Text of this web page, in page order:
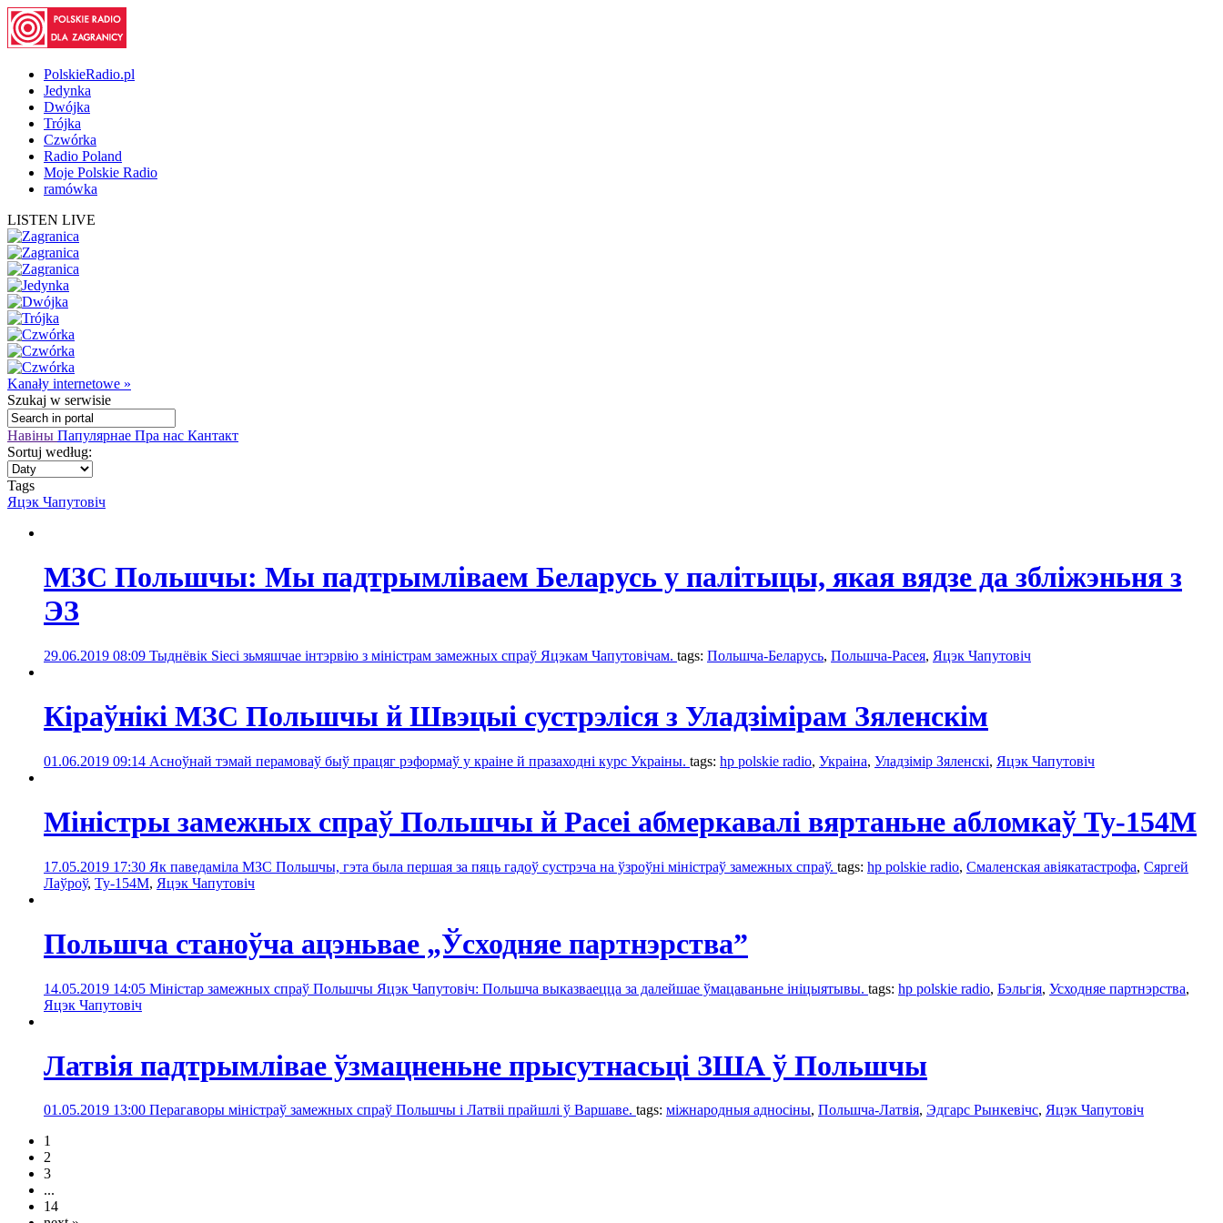
PolskieRadio.pl
Jedynka
Dwójka
Trójka
Czwórka
Radio Poland
Moje Polskie Radio
ramówka
LISTEN LIVE
Kanały internetowe »
Szukaj w serwisie
Навіны Папулярнае Пра нас Кантакт
Sortuj według:
Tags
Яцэк Чапутовіч
МЗС Польшчы: Мы падтрымліваем Беларусь у палітыцы, якая вядзе да збліжэньня з
ЭЗ
29.06.2019 08:09 Тыднёвік Sieci зьмяшчае інтэрвію з міністрам замежных спраў Яцэкам Чапутовічам. tags: Польшча-Беларусь, Польшча-Расея, Яцэк Чапутовіч
Кіраўнікі МЗС Польшчы й Швэцыі сустрэліся з Уладзімірам Зяленскім
01.06.2019 09:14 Асноўнай тэмай перамоваў быў працяг рэформаў у краіне й празаходні курс Украіны. tags: hp polskie radio, Украінa, Уладзімір Зяленскі, Яцэк Чапутовіч
Міністры замежных спраў Польшчы й Расеі абмеркавалі вяртаньне абломкаў Ту-154М
17.05.2019 17:30 Як паведаміла МЗС Польшчы, гэта была першая за пяць гадоў сустрэча на ўзроўні міністраў замежных спраў. tags: hp polskie radio, Смаленская авіякатастрофа, Сяргей
Лаўроў, Ту-154М, Яцэк Чапутовіч
Польшча станоўча ацэньвае „Ўсходняе партнэрства”
14.05.2019 14:05 Міністар замежных спраў Польшчы Яцэк Чапутовіч: Польшча выказваецца за далейшае ўмацаваньне ініцыятывы. tags: hp polskie radio, Бэльгія, Усходняе партнэрства,
Яцэк Чапутовіч
Латвія падтрымлівае ўзмацненьне прысутнасьці ЗША ў Польшчы
01.05.2019 13:00 Перагаворы міністраў замежных спраў Польшчы і Латвіі прайшлі ў Варшаве. tags: міжнародныя адносіны, Польшча-Латвія, Эдгарс Рынкевічс, Яцэк Чапутовіч
1
2
3
...
14